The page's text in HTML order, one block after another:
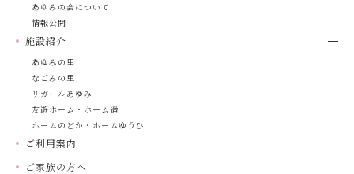
あゆみの会について
情報公開
施設紹介
あゆみの里
なごみの里
リガールあゆみ
友遊ホーム・ホーム遥
ホームのどか・ホームゆうひ
ご利用案内
ご家族の方へ